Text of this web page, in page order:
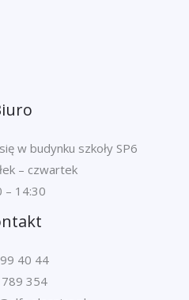
w budynku szkoły SP6
– czwartek
– 14:30
40 44
354